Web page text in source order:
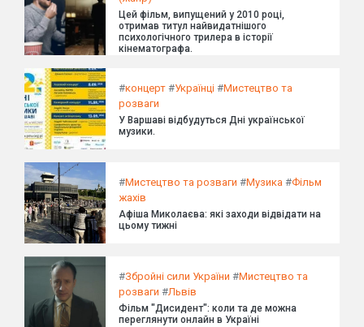
Цей фільм, випущений у 2010 році,
отримав титул найвидатнішого
психологічного трилера в історії
кінематографа.
#концерт #Українці #Мистецтво та
розваги
У Варшаві відбудуться Дні української
музики.
#Мистецтво та розваги #Музика #Фільм
жахів
Афіша Миколаєва: які заходи відвідати на
цьому тижні
#Збройні сили України #Мистецтво та
розваги #Львів
Фільм "Дисидент": коли та де можна
переглянути онлайн в Україні